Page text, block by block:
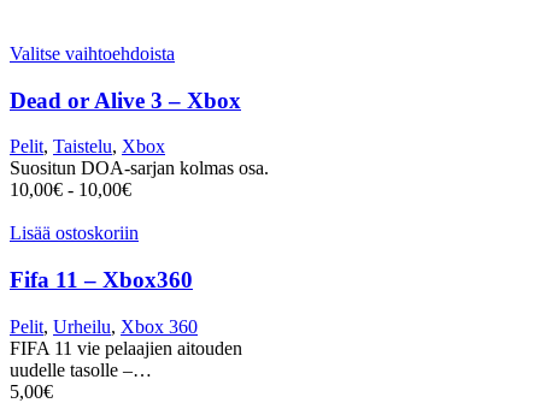
Valitse vaihtoehdoista
Dead or Alive 3 – Xbox
Pelit, Taistelu, Xbox
Suositun DOA-sarjan kolmas osa.
10,00€ - 10,00€
Lisää ostoskoriin
Fifa 11 – Xbox360
Pelit, Urheilu, Xbox 360
FIFA 11 vie pelaajien aitouden
uudelle tasolle –…
5,00€